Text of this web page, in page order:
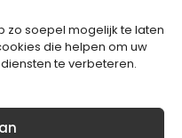
zo soepel mogelijk te laten
die helpen om uw
te verbeteren.